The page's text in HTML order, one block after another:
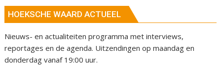
HOEKSCHE WAARD ACTUEEL
Nieuws- en actualiteiten programma met interviews,
reportages en de agenda. Uitzendingen op maandag en
donderdag vanaf 19:00 uur.